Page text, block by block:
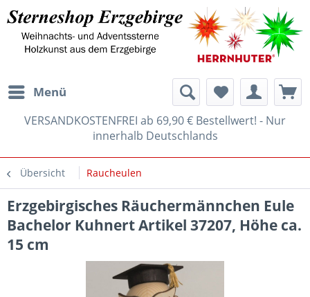
Menü
VERSANDKOSTENFREI ab 69,90 € Bestellwert! - Nur
innerhalb Deutschlands
Übersicht Raucheulen
Erzgebirgisches Räuchermännchen Eule
Bachelor Kuhnert Artikel 37207, Höhe ca.
15 cm